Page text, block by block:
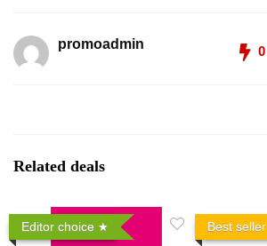
promoadmin 0
Related deals
Editor choice Best seller